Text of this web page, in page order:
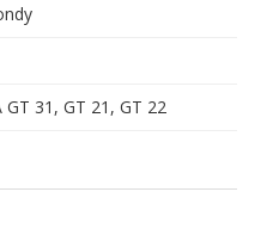
31, GT 21, GT 22